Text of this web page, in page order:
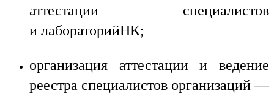
аттестации специалистов
и лабораторийНК;
организация аттестации и ведение
реестра специалистов организаций —